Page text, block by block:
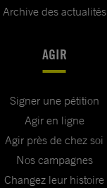
Archive des actualités
AGIR
Signer une pétition
Agir en ligne
Agir près de chez soi
Nos campagnes
Changez leur histoire